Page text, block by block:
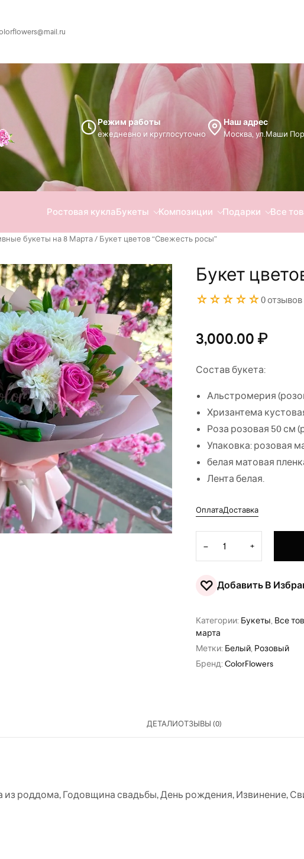
Режим работы
ежедневно и круглосуточно
Наш адрес
Москва, ул.Маши
Ростовая куклаБукеты Композиции Подарки Все
букеты на 8 Марта/ Букет цветов “Свежесть росы”
Букет
☆☆☆☆☆0 отзывов
3,000.00 ₽
Состав букета:
Альстромерия
Хризантема
Роза розовая 50 см
Упаковка: розовая
белая матовая
Лента белая.
ОплатаДоставка
− +
♡ Добавить В
Категории: Букеты, Все
марта
Метки: Белый, Розовый
Бренд: ColorFlowers
ДЕТАЛИОТЗЫВЫ (0)
из роддома,Годовщина свадьбы,День рождения,Извинение,